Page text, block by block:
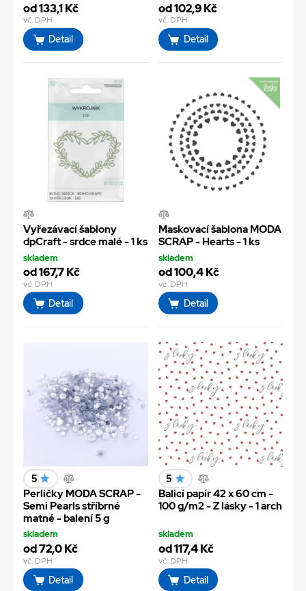
od 133,1 Kč
vč. DPH
Detail
od 102,9 Kč
vč. DPH
Detail
Vyřezávací šablony
dpCraft - srdce malé - 1 ks
skladem
od 167,7 Kč
vč. DPH
Detail
Maskovací šablona MODA
SCRAP - Hearts - 1 ks
skladem
od 100,4 Kč
vč. DPH
Detail
5
Perličky MODA SCRAP -
Semi Pearls stříbrné
matné - balení 5 g
skladem
od 72,0 Kč
vč. DPH
Detail
5
Balicí papír 42 x 60 cm -
100 g/m2 - Z lásky - 1 arch
skladem
od 117,4 Kč
vč. DPH
Detail